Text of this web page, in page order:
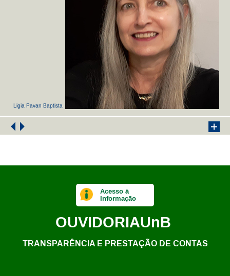
Ligia Pavan Baptista
Acesso à
Informação
OUVIDORIAUnB
TRANSPARÊNCIA E PRESTAÇÃO DE CONTAS